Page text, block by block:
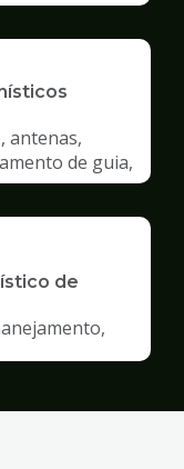
antenas,
de guia,
de